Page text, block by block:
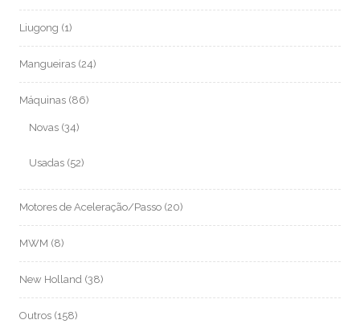
Liugong (1)
Mangueiras (24)
Máquinas (86)
Novas (34)
Usadas (52)
Motores de Aceleração/Passo (20)
MWM (8)
New Holland (38)
Outros (158)